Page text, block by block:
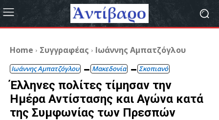
Home Συγγραφέας Ιωάννης Αμπατζόγλου
Ιωάννης Αμπατζόγλου Μακεδονία Σκοπιανό
Έλληνες πολίτες τίμησαν την
Ημέρα Αντίστασης και Αγώνα κατά
της Συμφωνίας των Πρεσπών